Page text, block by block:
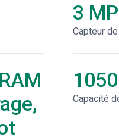
3 MP
Capteur
Capacité